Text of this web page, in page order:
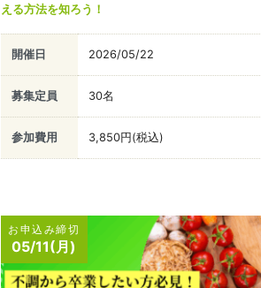
える方法を知ろう！
開催日 2026/05/22
募集定員 30名
参加費用 3,850円(税込)
お申込み締切
05/11(月)